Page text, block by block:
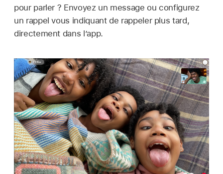
pour parler ? Envoyez un message ou configurez
un rappel vous indiquant de rappeler plus tard,
directement dans l’app.